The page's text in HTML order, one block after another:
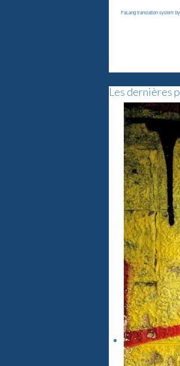
FaLang translation system
Les dernières